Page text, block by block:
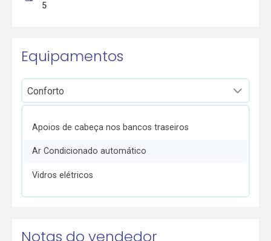
5
Equipamentos
Apoios de cabeça nos bancos traseiros
Ar Condicionado automático
Vidros elétricos
Notas do vendedor